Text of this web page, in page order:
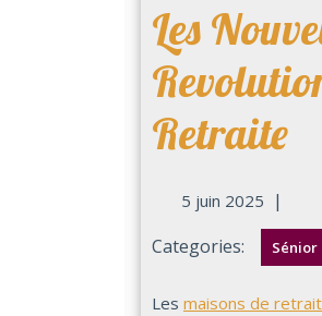
Les
Retraite
5 juin 2025 |
Categories: Sénior
Les maisons de